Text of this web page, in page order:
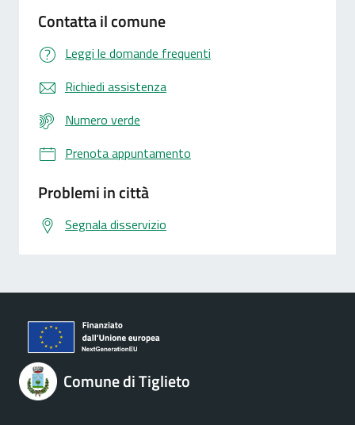
Contatta il comune
Leggi le domande frequenti
Richiedi assistenza
Numero verde
Prenota appuntamento
Problemi in città
Segnala disservizio
Comune di Tiglieto